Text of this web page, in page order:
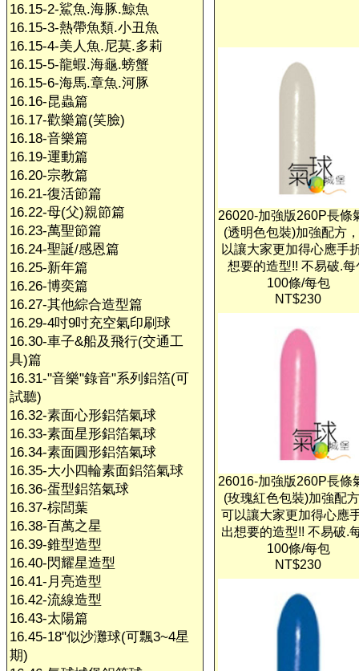
16.15-2-鯊魚.海豚.鯨魚
16.15-3-熱帶魚類.小丑魚
16.15-4-美人魚.尼莫.多莉
16.15-5-龍蝦.海龜.螃蟹
16.15-6-海馬.章魚.河豚
16.16-昆蟲篇
16.17-歡樂篇(笑臉)
16.18-音樂篇
16.19-運動篇
16.20-宗教篇
16.21-復活節篇
16.22-母(父)親節篇
16.23-萬聖節篇
16.24-聖誕/感恩篇
16.25-新年篇
16.26-博奕篇
16.27-其他綜合造型篇
16.29-4吋9吋充空氣印刷球
16.30-車子&船及飛行(交通工
具)篇
16.31-"音樂"錄音"系列鋁箔(可
試聽)
16.32-素面心形鋁箔氣球
16.33-素面星形鋁箔氣球
16.34-素面圓形鋁箔氣球
16.35-大小四輪素面鋁箔氣球
16.36-蛋型鋁箔氣球
16.37-棕閭葉
16.38-百萬之星
16.39-錐型造型
16.40-閃耀星造型
16.41-月亮造型
16.42-流線造型
16.43-太陽篇
16.45-18"似沙灘球(可飄3~4星
期)
26020-加強版260P長條
(透明色包裝)加強配方
以讓大家更加得心應手
想要的造型!! 不易破.每
100條/每包
NT$230
26016-加強版260P長條
(玫瑰紅色包裝)加強配
可以讓大家更加得心應
出想要的造型!! 不易破.
100條/每包
NT$230